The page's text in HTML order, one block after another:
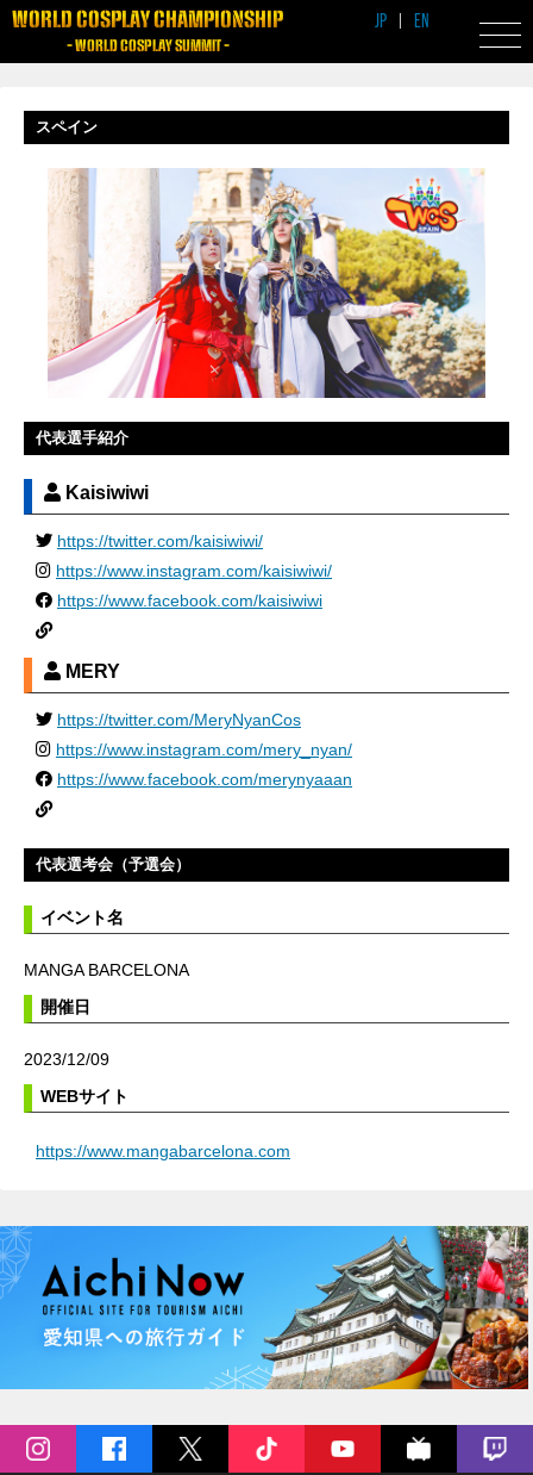
WORLD COSPLAY CHAMPIONSHIP
- WORLD COSPLAY SUMMIT -
JP | EN
スペイン
代表選手紹介
Kaisiwiwi
https://twitter.com/kaisiwiwi/
https://www.instagram.com/kaisiwiwi/
https://www.facebook.com/kaisiwiwi
MERY
https://twitter.com/MeryNyanCos
https://www.instagram.com/mery_nyan/
https://www.facebook.com/merynyaaan
代表選考会（予選会）
イベント名
MANGA BARCELONA
開催日
2023/12/09
WEBサイト
https://www.mangabarcelona.com